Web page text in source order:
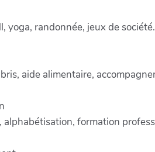
yoga, randonnée, jeux de société.
aide alimentaire,
alphabétisation, formation